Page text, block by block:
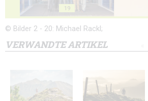
19
© Bilder 2 - 20: Michael Rackl;
VERWANDTE ARTIKEL